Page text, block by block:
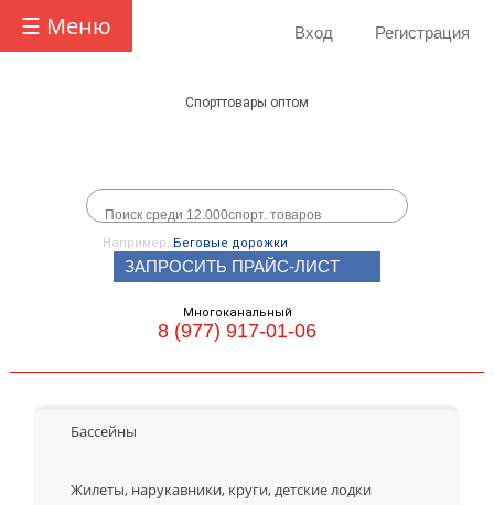
☰ Меню Вход Регистрация
Спорттовары оптом
Например, Беговые дорожки
ЗАПРОСИТЬ ПРАЙС-ЛИСТ
Многоканальный
8 (977) 917-01-06
Бассейны
Жилеты, нарукавники, круги, детские лодки